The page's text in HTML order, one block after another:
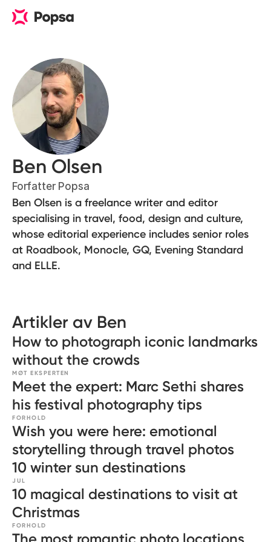
Ben Olsen
Forfatter Popsa
Ben Olsen is a freelance writer and editor
specialising in travel, food, design and culture,
whose editorial experience includes senior roles
at Roadbook, Monocle, GQ, Evening Standard
and ELLE.
Artikler av Ben
How to photograph iconic landmarks
without the crowds
MØT EKSPERTEN
Meet the expert: Marc Sethi shares
his festival photography tips
FORHOLD
Wish you were here: emotional
storytelling through travel photos
10 winter sun destinations
JUL
10 magical destinations to visit at
Christmas
FORHOLD